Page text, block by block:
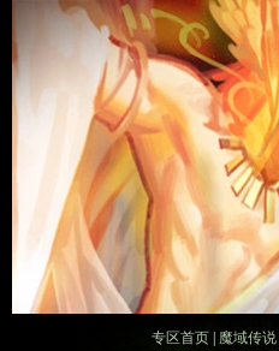
专区首页| 魔域传说|